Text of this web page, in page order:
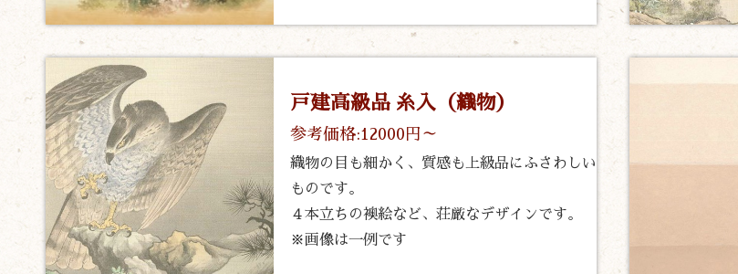
戸建高級品 糸入（織物）
参考価格:12000円～
織物の目も細かく、質感も上級品にふさわしい
ものです。
４本立ちの襖絵など、荘厳なデザインです。
※画像は一例です